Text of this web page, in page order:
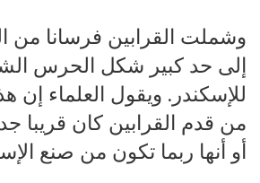
وشملت القرابين فرسانا من
إلى حد كبير شكل الحرس
للإسكندر. ويقول العلماء إن
من قدم القرابين كان قريبا
أو أنها ربما تكون من صنع